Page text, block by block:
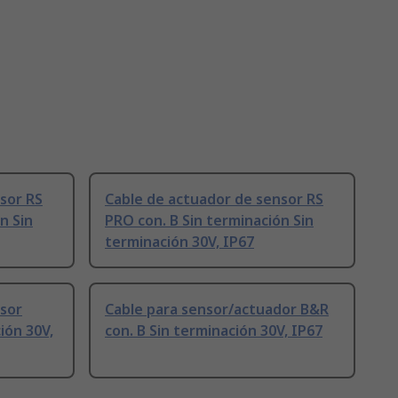
RS
Sin
Cable de actuador de sensor RS
PRO con. B Sin terminación Sin
terminación 30V, IP67
30V,
Cable para sensor/actuador B&R
con. B Sin terminación 30V, IP67